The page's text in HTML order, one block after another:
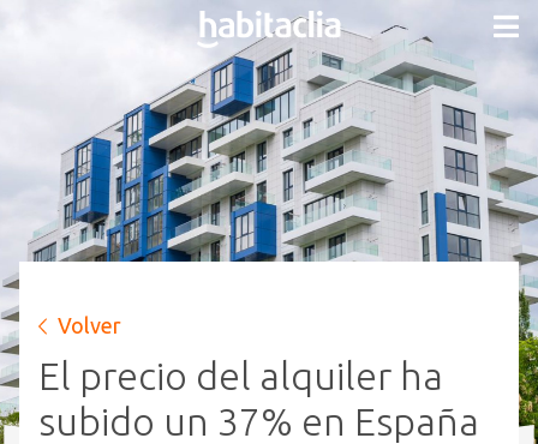
Volver
El precio del alquiler ha
subido un 37% en España